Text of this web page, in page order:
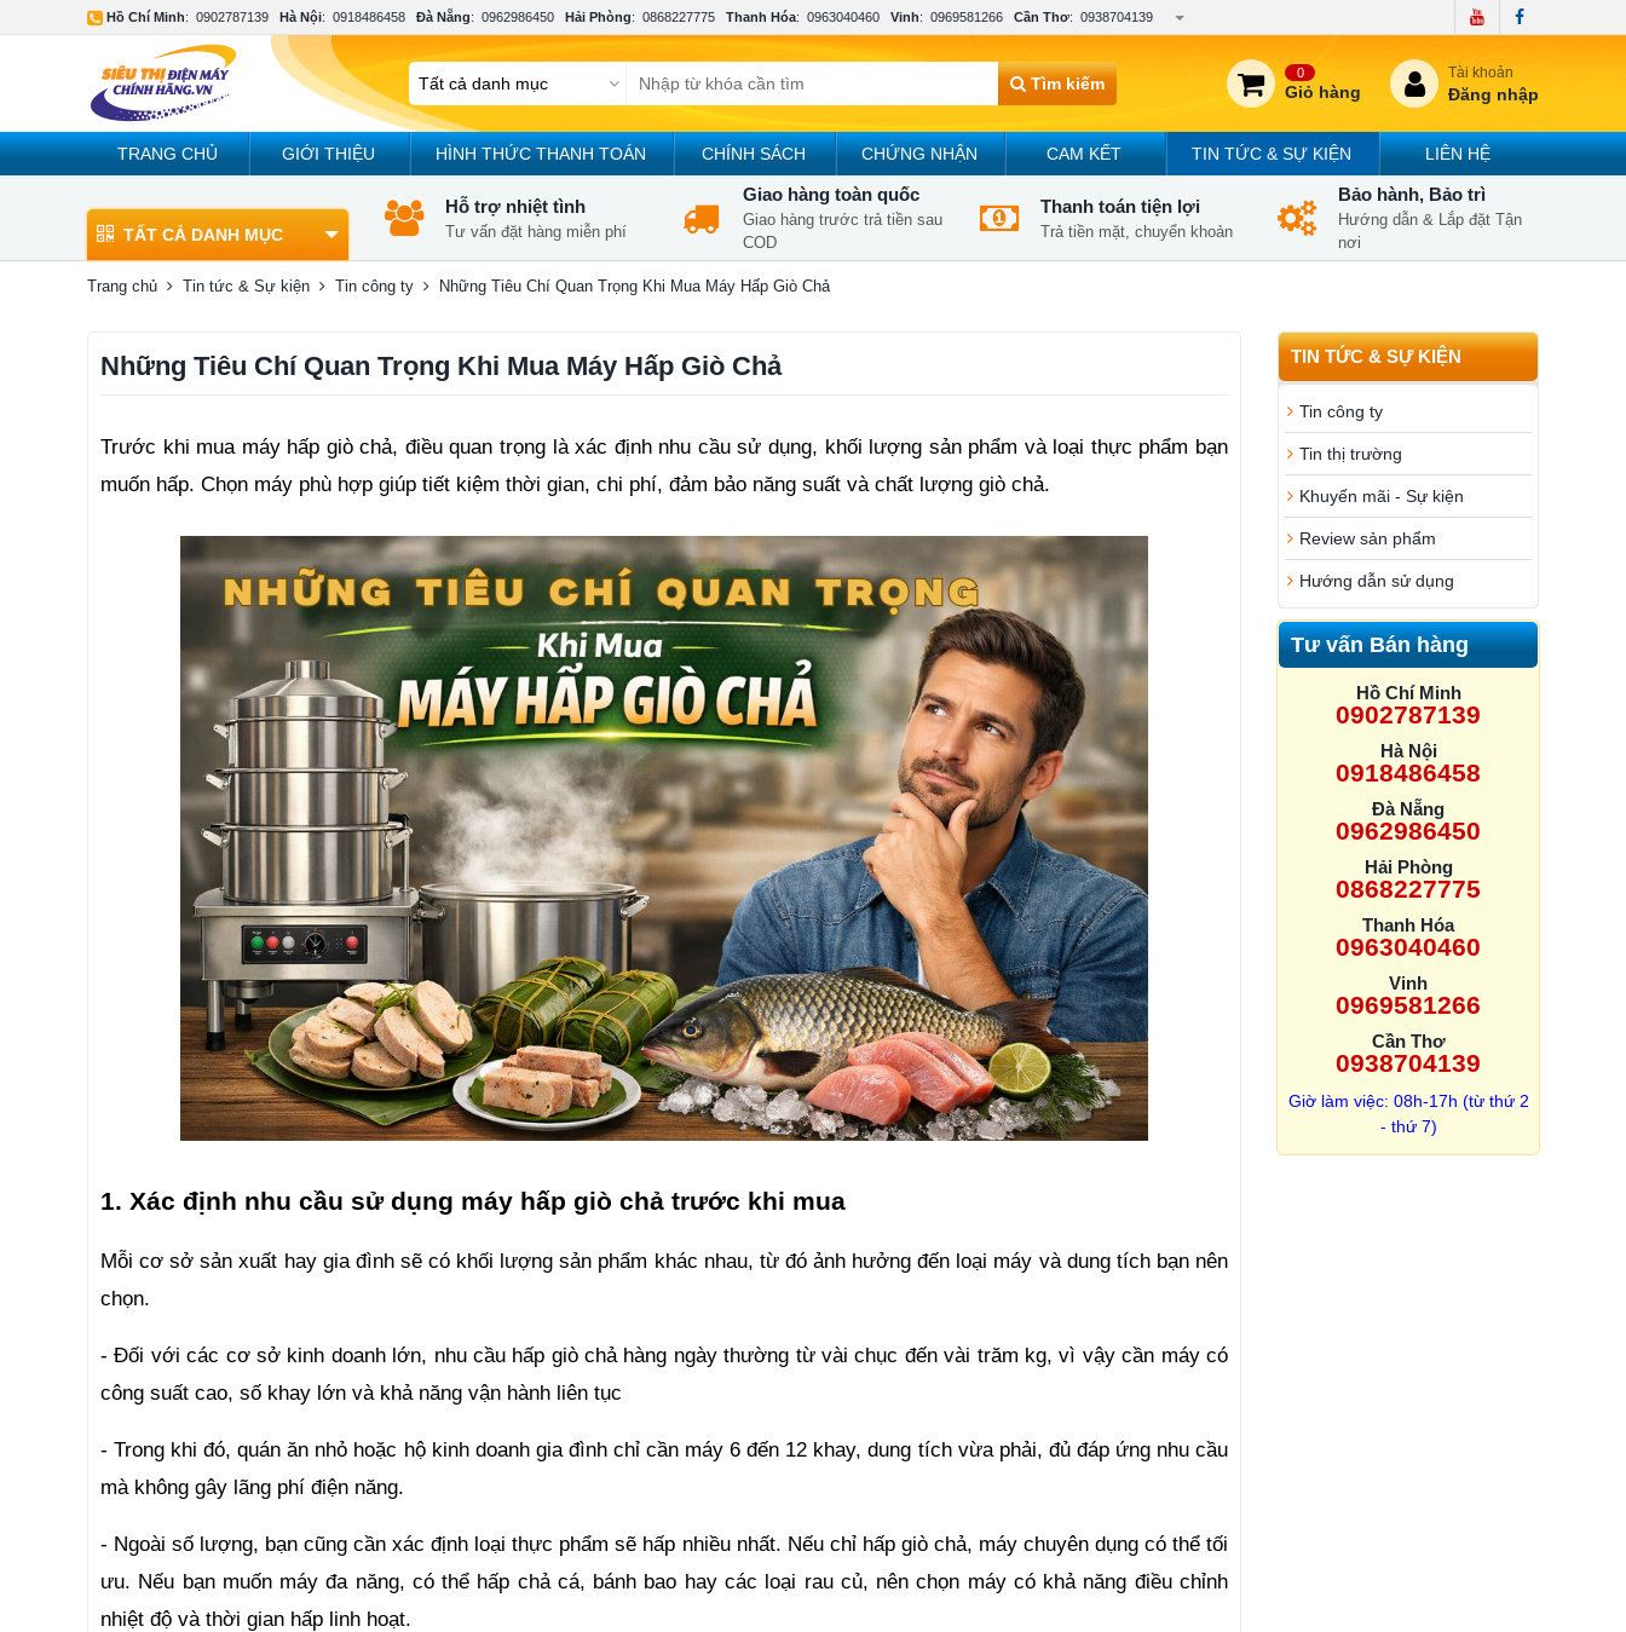
Hồ Chí Minh: 0902787139 Hà Nội: 0918486458 Đà Nẵng: 0962986450 Hải Phòng: 0868227775 Thanh Hóa: 0963040460 Vinh: 0969581266 Cần Thơ: 0938704139
Tìm kiếm
0
Giỏ hàng
Tài khoản
Đăng nhập
TRANG CHỦ GIỚI THIỆU HÌNH THỨC THANH TOÁN CHÍNH SÁCH CHỨNG NHẬN CAM KẾT TIN TỨC & SỰ KIỆN LIÊN HỆ
TẤT CẢ DANH MỤC
Hỗ trợ nhiệt tình
Tư vấn đặt hàng miễn phí
Giao hàng toàn quốc
Giao hàng trước trả tiền sau
COD
Thanh toán tiện lợi
Trả tiền mặt, chuyển khoản
Bảo hành, Bảo trì
Hướng dẫn & Lắp đặt Tận
nơi
Trang chủ Tin tức & Sự kiện Tin công ty Những Tiêu Chí Quan Trọng Khi Mua Máy Hấp Giò Chả
TIN TỨC & SỰ KIỆN
Tin công ty
Tin thị trường
Khuyến mãi - Sự kiện
Review sản phẩm
Hướng dẫn sử dụng
Tư vấn Bán hàng
Hồ Chí Minh
0902787139
Hà Nội
0918486458
Đà Nẵng
0962986450
Hải Phòng
0868227775
Thanh Hóa
0963040460
Vinh
0969581266
Cần Thơ
0938704139
Giờ làm việc: 08h-17h (từ thứ 2
- thứ 7)
Những Tiêu Chí Quan Trọng Khi Mua Máy Hấp Giò Chả
Trước khi mua máy hấp giò chả, điều quan trọng là xác định nhu cầu sử dụng, khối lượng sản phẩm và loại thực phẩm bạn
muốn hấp. Chọn máy phù hợp giúp tiết kiệm thời gian, chi phí, đảm bảo năng suất và chất lượng giò chả.
1. Xác định nhu cầu sử dụng máy hấp giò chả trước khi mua
Mỗi cơ sở sản xuất hay gia đình sẽ có khối lượng sản phẩm khác nhau, từ đó ảnh hưởng đến loại máy và dung tích bạn nên
chọn.
- Đối với các cơ sở kinh doanh lớn, nhu cầu hấp giò chả hàng ngày thường từ vài chục đến vài trăm kg, vì vậy cần máy có
công suất cao, số khay lớn và khả năng vận hành liên tục
- Trong khi đó, quán ăn nhỏ hoặc hộ kinh doanh gia đình chỉ cần máy 6 đến 12 khay, dung tích vừa phải, đủ đáp ứng nhu cầu
mà không gây lãng phí điện năng.
- Ngoài số lượng, bạn cũng cần xác định loại thực phẩm sẽ hấp nhiều nhất. Nếu chỉ hấp giò chả, máy chuyên dụng có thể tối
ưu. Nếu bạn muốn máy đa năng, có thể hấp chả cá, bánh bao hay các loại rau củ, nên chọn máy có khả năng điều chỉnh
nhiệt độ và thời gian hấp linh hoạt.